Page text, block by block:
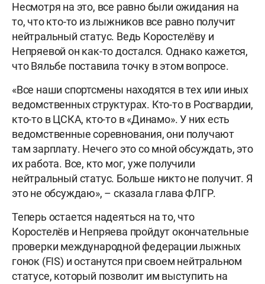
Несмотря на это, все равно были ожидания на
то, что кто-то из лыжников все равно получит
нейтральный статус. Ведь Коростелёву и
Непряевой он как-то достался. Однако кажется,
что Вяльбе поставила точку в этом вопросе.
«Все наши спортсмены находятся в тех или иных
ведомственных структурах. Кто-то в Росгвардии,
кто-то в ЦСКА, кто-то в «Динамо». У них есть
ведомственные соревнования, они получают
там зарплату. Нечего это со мной обсуждать, это
их работа. Все, кто мог, уже получили
нейтральный статус. Больше никто не получит. Я
это не обсуждаю», – сказала глава ФЛГР.
Теперь остается надеяться на то, что
Коростелёв и Непряева пройдут окончательные
проверки международной федерации лыжных
гонок (FIS) и останутся при своем нейтральном
статусе, который позволит им выступить на